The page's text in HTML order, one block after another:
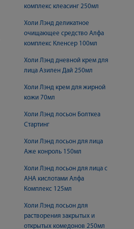
комплекс клеасинг 250мл
Холи Лэнд деликатное
очищающее средство Алфа
комплекс Кленсер 100мл
Холи Лэнд дневной крем для
лица Азилен Дай 250мл
Холи Лэнд крем для жирной
кожи 70мл
Холи Лэнд лосьон Болткеа
Стартинг
Холи Лэнд лосьон для лица
Аже конроль 150мл
Холи Лэнд лосьон для лица с
AHA кислотами Алфа
Комплекс 125мл
Холи Лэнд лосьон для
растворения закрытых и
открытых комедонов 250мл